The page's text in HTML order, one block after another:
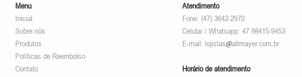
Menu
Inicial
Sobre nós
Produtos
Políticas de Reembolso
Contato
Atendimento
Fone: (47) 3642-2970
Celular / Whatsapp: 47 98415-9453
E-mail: lojistas altmayer.com.br
Horário de atendimento